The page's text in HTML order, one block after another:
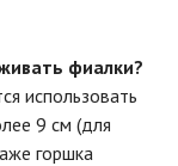
фиалки?
использовать
9 см (для
горшка